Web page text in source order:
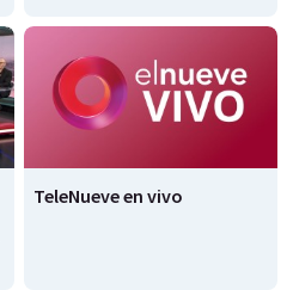
TeleNueve en vivo